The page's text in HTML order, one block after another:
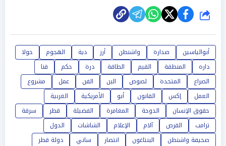
شارك
أبوالياسين صدارة واشنطن أرز دية الهجوم
حولا
داره
المنطقة القيم الطاقة درة حكم
قنا
الصراع
المتحدة لصوص البن الفن عمل
مشروع
العمل
إكس القانون أبو الأمريكية
الغربية
حقوق الإنسان
الدوحة المغامرة الفضيلة قطر
سرقة
ترامب
القرص آلام الإعلام الشاشات
الدول
صحيفة واشنطن
البنتاغون انتصار ساني
دولة قطر